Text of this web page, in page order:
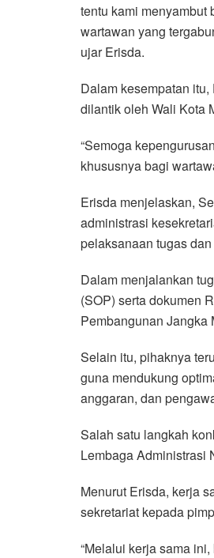
tentu kami
wartawan yang
ujar Erisda.
Dalam kesempatan
dilantik oleh Wali Kota
“Semoga
khususnya bagi
Erisda menjelaskan,
administrasi
pelaksanaan tugas
Dalam menjalankan
(SOP) serta dokumen
Pembangunan Jangka
Selain itu, pihaknya
guna mendukung
anggaran, dan
Salah satu langkah
Lembaga Administrasi
Menurut Erisda, kerja
sekretariat kepada
“Melalui kerja sama